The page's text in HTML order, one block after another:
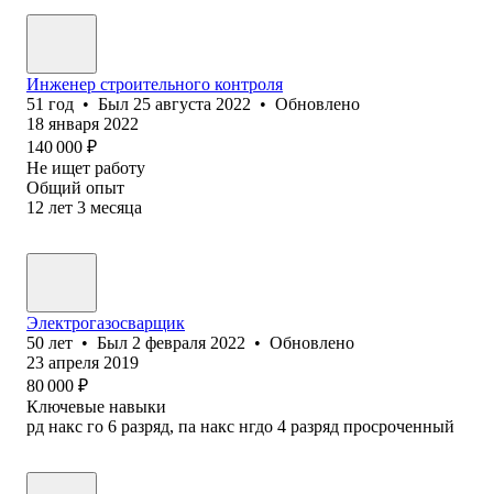
Инженер строительного контроля
51 год • Был 25 августа 2022 • Обновлено
18 января 2022
140 000 ₽
Не ищет работу
Общий опыт
12 лет 3 месяца
Электрогазосварщик
50 лет • Был 2 февраля 2022 • Обновлено
23 апреля 2019
80 000 ₽
Ключевые навыки
рд накс го 6 разряд, па накс нгдо 4 разряд просроченный